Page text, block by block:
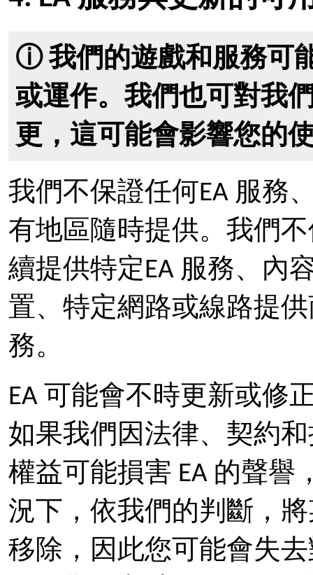
ⓘ 我們的遊戲和服務可
或運作。我們也可對我
更，這可能會影響您的
我們不保證任何EA 服務
有地區隨時提供。我們
續提供特定EA 服務、內
置、特定網路或線路提
務。
EA 可能會不時更新或修
如果我們因法律、契約
權益可能損害 EA 的聲譽
況下，依我們的判斷，
移除，因此您可能會失